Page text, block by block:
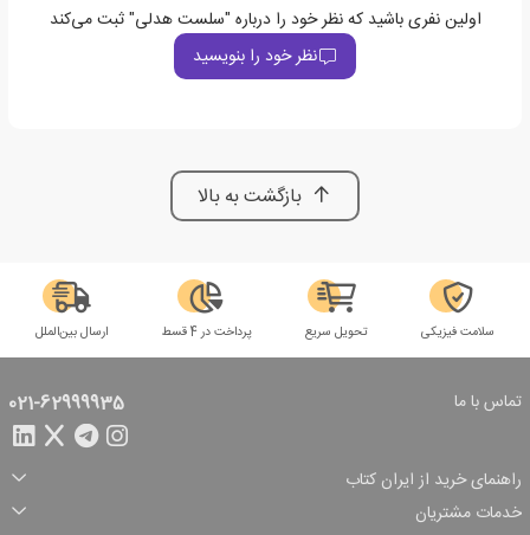
اولین نفری باشید که نظر خود را درباره "سلست هدلی" ثبت می‌کند
نظر خود را بنویسید
بازگشت به بالا
سلامت فیزیکی تحویل سریع پرداخت در 4 قسط ارسال بین‌الملل
تماس با ما 021-62999935
راهنمای خرید از ایران کتاب
ثبت سفارش
شرایط ارسال سفارش
شیوه پرداخت
تخفیف‌های خرید
خدمات مشتریان